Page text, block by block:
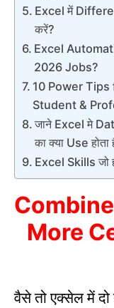
Excel में
करें?
Excel
2026 Jobs?
10 Power
Student &
जाने Excel मे
का क्या Use होता
Excel Skills जो
More
वैसे तो एक्सेल में